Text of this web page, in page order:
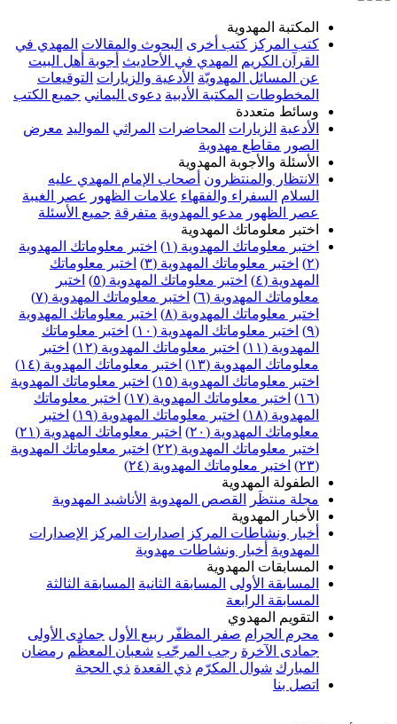
المكتبة المهدوية
كتب المركز كتب أخرى البحوث والمقالات المهدي في
القرآن الكريم
المهدي في الأحاديث أجوبة أهل البيت
عن المسائل المهدويّة الأدعية والزيارات التوقيعات
المخطوطات المكتبة الأدبية دعوى اليماني جميع الكتب
وسائط متعددة
الأدعية الزيارات المحاضرات المراثي المواليد معرض
الصور مقاطع مهدوية
الأسئلة والأجوبة المهدوية
الانتظار والمنتظرون أصحاب الإمام المهدي عليه
السلام السفراء والفقهاء علامات الظهور
عصر الغيبة
عصر الظهور مدعو المهدوية متفرقة جميع الأسئلة
اختبر معلوماتك المهدوية
اختبر معلوماتك المهدوية (١)
اختبر معلوماتك المهدوية
(٢)
اختبر معلوماتك المهدوية (٣)
اختبر معلوماتك
المهدوية (٤)
اختبر معلوماتك المهدوية (٥)
اختبر
معلوماتك المهدوية (٦)
اختبر معلوماتك المهدوية (٧)
اختبر معلوماتك المهدوية (٨)
اختبر معلوماتك المهدوية
(٩)
اختبر معلوماتك المهدوية (١٠)
اختبر معلوماتك
المهدوية (١١)
اختبر معلوماتك المهدوية (١٢)
اختبر
معلوماتك المهدوية (١٣)
اختبر معلوماتك المهدوية (١٤)
اختبر معلوماتك المهدوية (١٥)
اختبر معلوماتك المهدوية
(١٦)
اختبر معلوماتك المهدوية (١٧)
اختبر معلوماتك
المهدوية (١٨)
اختبر معلوماتك المهدوية (١٩)
اختبر
معلوماتك المهدوية (٢٠)
اختبر معلوماتك المهدوية (٢١)
اختبر معلوماتك المهدوية (٢٢)
اختبر معلوماتك المهدوية
(٢٣)
اختبر معلوماتك المهدوية (٢٤)
الطفولة المهدوية
مجلة منتظَر
القصص المهدوية الأناشيد المهدوية
الأخبار المهدوية
أخبار ونشاطات المركز
اصدارات المركز
الإصدارات
المهدوية أخبار ونشاطات مهدوية
المسابقات المهدوية
المسابقة الأولى المسابقة الثانية المسابقة الثالثة
المسابقة الرابعة
التقويم المهدوي
محرم الحرام صفر المظفّر ربيع الأول جمادى الأولى
جمادى الآخرة رجب المرجّب شعبان المعظّم رمضان
المبارك شوال المكرّم ذي القعدة ذي الحجة
اتصل بنا